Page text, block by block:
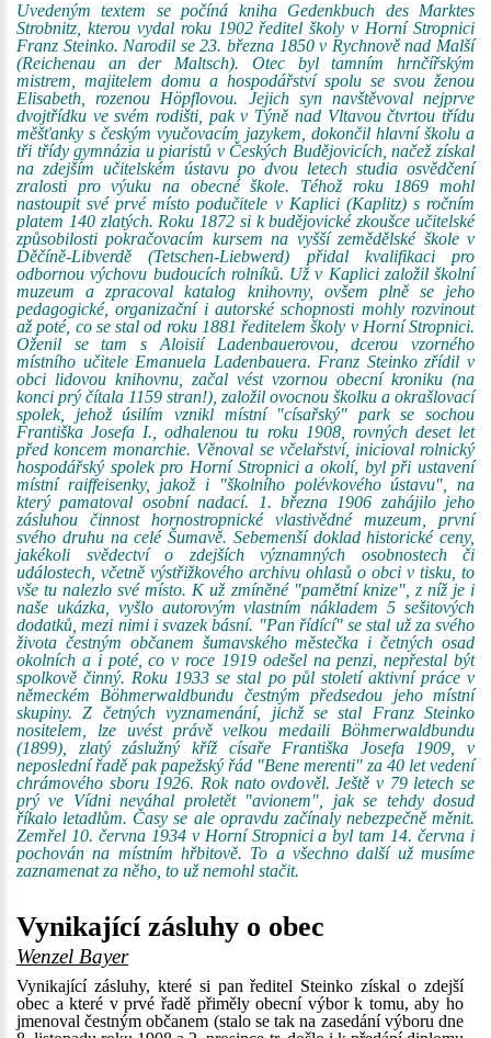
Uvedeným textem se počíná kniha Gedenkbuch des Marktes
Strobnitz, kterou vydal roku 1902 ředitel školy v Horní Stropnici
Franz Steinko. Narodil se 23. března 1850 v Rychnově nad Malší
(Reichenau an der Maltsch). Otec byl tamním hrnčířským
mistrem, majitelem domu a hospodářství spolu se svou ženou
Elisabeth, rozenou Höpflovou. Jejich syn navštěvoval nejprve
dvojtřídku ve svém rodišti, pak v Týně nad Vltavou čtvrtou třídu
měšťanky s českým vyučovacím jazykem, dokončil hlavní školu a
tři třídy gymnázia u piaristů v Českých Budějovicích, načež získal
na zdejším učitelském ústavu po dvou letech studia osvědčení
zralosti pro výuku na obecné škole. Téhož roku 1869 mohl
nastoupit své prvé místo podučitele v Kaplici (Kaplitz) s ročním
platem 140 zlatých. Roku 1872 si k budějovické zkoušce učitelské
způsobilosti pokračovacím kursem na vyšší zemědělské škole v
Děčíně-Libverdě (Tetschen-Liebwerd) přidal kvalifikaci pro
odbornou výchovu budoucích rolníků. Už v Kaplici založil školní
muzeum a zpracoval katalog knihovny, ovšem plně se jeho
pedagogické, organizační i autorské schopnosti mohly rozvinout
až poté, co se stal od roku 1881 ředitelem školy v Horní Stropnici.
Oženil se tam s Aloisií Ladenbauerovou, dcerou vzorného
místního učitele Emanuela Ladenbauera. Franz Steinko zřídil v
obci lidovou knihovnu, začal vést vzornou obecní kroniku (na
konci prý čítala 1159 stran!), založil ovocnou školku a okrašlovací
spolek, jehož úsilím vznikl místní "císařský" park se sochou
Františka Josefa I., odhalenou tu roku 1908, rovných deset let
před koncem monarchie. Věnoval se včelařství, inicioval rolnický
hospodářský spolek pro Horní Stropnici a okolí, byl při ustavení
místní raiffeisenky, jakož i "školního polévkového ústavu", na
který pamatoval osobní nadací. 1. března 1906 zahájilo jeho
zásluhou činnost hornostropnické vlastivědné muzeum, první
svého druhu na celé Šumavě. Sebemenší doklad historické ceny,
jakékoli svědectví o zdejších významných osobnostech či
událostech, včetně výstřižkového archivu ohlasů o obci v tisku, to
vše tu nalezlo své místo. K už zmíněné "pamětní knize", z níž je i
naše ukázka, vyšlo autorovým vlastním nákladem 5 sešitových
dodatků, mezi nimi i svazek básní. "Pan řídící" se stal už za svého
života čestným občanem šumavského městečka i četných osad
okolních a i poté, co v roce 1919 odešel na penzi, nepřestal být
spolkově činný. Roku 1933 se stal po půl století aktivní práce v
německém Böhmerwaldbundu čestným předsedou jeho místní
skupiny. Z četných vyznamenání, jichž se stal Franz Steinko
nositelem, lze uvést právě velkou medaili Böhmerwaldbundu
(1899), zlatý záslužný kříž císaře Františka Josefa 1909, v
neposlední řadě pak papežský řád "Bene merenti" za 40 let vedení
chrámového sboru 1926. Rok nato ovdověl. Ještě v 79 letech se
prý ve Vídni neváhal proletět "avionem", jak se tehdy dosud
říkalo letadlům. Časy se ale opravdu začínaly nebezpečně měnit.
Zemřel 10. června 1934 v Horní Stropnici a byl tam 14. června i
pochován na místním hřbitově. To a všechno další už musíme
zaznamenat za něho, to už nemohl stačit.
Vynikající zásluhy o obec
Wenzel Bayer
Vynikající zásluhy, které si pan ředitel Steinko získal o zdejší
obec a které v prvé řadě přiměly obecní výbor k tomu, aby ho
jmenoval čestným občanem (stalo se tak na zasedání výboru dne